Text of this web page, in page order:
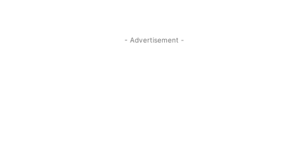
- Advertisement -